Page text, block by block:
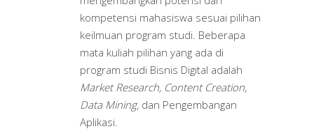
kompetensi mahasiswa sesuai pilihan
keilmuan program studi. Beberapa
mata kuliah pilihan yang ada di
program studi Bisnis Digital adalah
Market Research, Content Creation,
Data Mining, dan Pengembangan
Aplikasi.